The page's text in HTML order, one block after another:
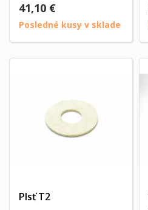
41,10 €
Posledné kusy v sklade
Plsť T2